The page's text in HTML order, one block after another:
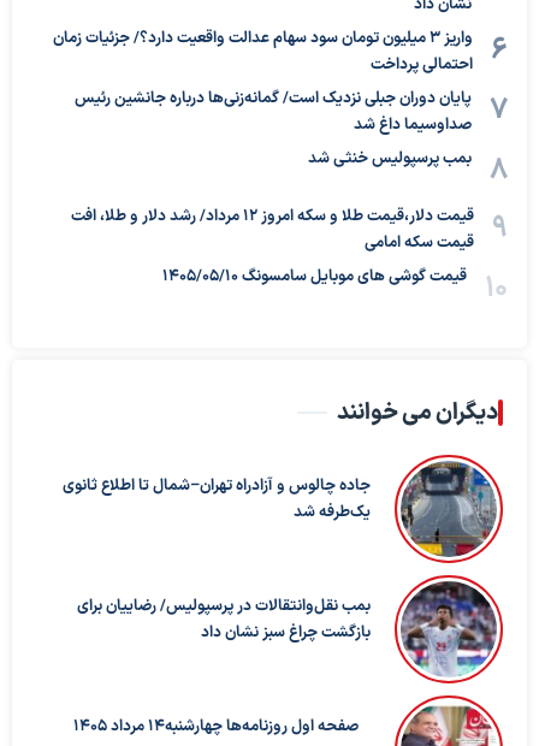
واریز ۳ میلیون تومان سود سهام عدالت واقعیت دارد؟/ جزئیات زمان
احتمالی پرداخت
پایان دوران جبلی نزدیک است/ گمانه‌زنی‌ها درباره جانشین رئیس
صداوسیما داغ شد
بمب پرسپولیس خنثی شد
قیمت دلار،قیمت طلا و سکه امروز ۱۲ مرداد/ رشد دلار و طلا، افت
قیمت سکه امامی
قیمت گوشی های موبایل سامسونگ 1405/05/10
دیگران می خوانند
جاده چالوس و آزادراه تهران–شمال تا اطلاع ثانوی
یک‌طرفه شد
بمب نقل‌وانتقالات در پرسپولیس/ رضاییان برای
بازگشت چراغ سبز نشان داد
صفحه اول روزنامه‌ها چهارشنبه14 مرداد 1405